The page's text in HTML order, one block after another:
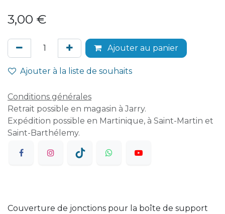
3,00 €
Ajouter au panier
Ajouter à la liste de souhaits
Conditions générales
Retrait possible en magasin à Jarry.
Expédition possible en Martinique, à Saint-Martin et
Saint-Barthélemy.
Couverture de jonctions pour la boîte de support